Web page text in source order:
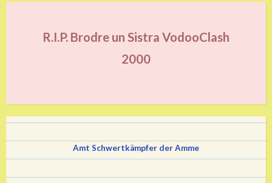
R.I.P. Brodre un Sistra VodooClash
2000
Amt Schwertkämpfer der Amme